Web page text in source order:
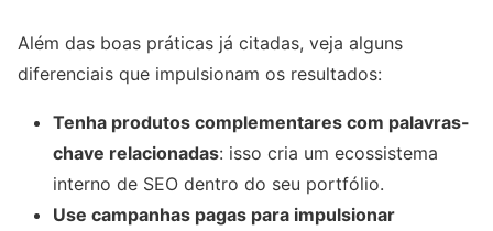
Além das boas práticas já citadas, veja alguns
diferenciais que impulsionam os resultados:
Tenha produtos complementares com palavras-
chave relacionadas: isso cria um ecossistema
interno de SEO dentro do seu portfólio.
Use campanhas pagas para impulsionar